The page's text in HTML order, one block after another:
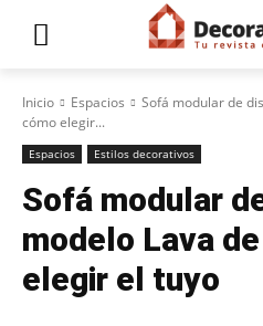
Inicio Espacios
Sofá modular de
cómo elegir...
Espacios Estilos decorativos
Sofá modular
modelo Lava
elegir el tuyo